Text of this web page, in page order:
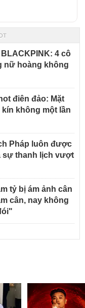
4 cô
nữ hoàng không
điên đảo: Mặt
không một lần
Pháp luôn được
sự thanh lịch vượt
tỷ bị ám ảnh cân
cân, nay không